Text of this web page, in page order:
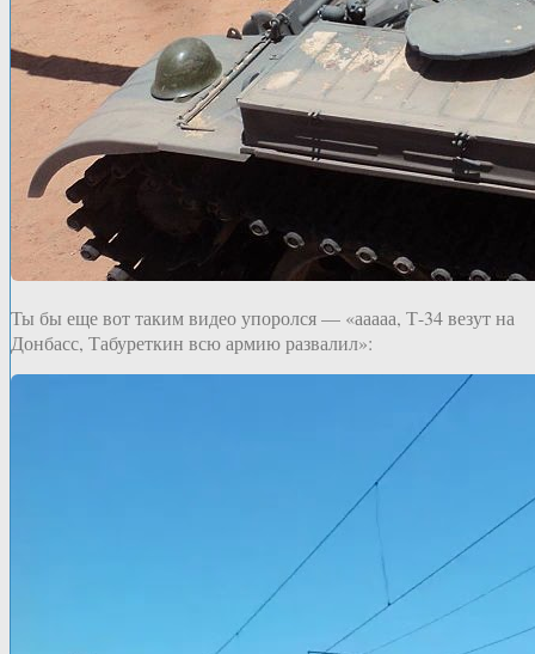
Ты бы еще вот таким видео упоролся — «ааааа, Т-34 везут на
Донбасс, Табуреткин всю армию развалил»: